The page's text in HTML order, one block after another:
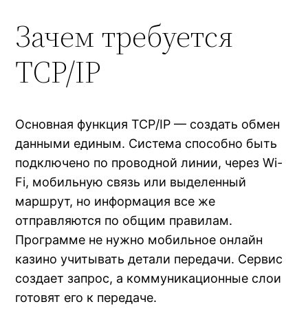
Зачем требуется
TCP/IP
Основная функция TCP/IP — создать обмен
данными единым. Система способно быть
подключено по проводной линии, через Wi-
Fi, мобильную связь или выделенный
маршрут, но информация все же
отправляются по общим правилам.
Программе не нужно мобильное онлайн
казино учитывать детали передачи. Сервис
создает запрос, а коммуникационные слои
готовят его к передаче.